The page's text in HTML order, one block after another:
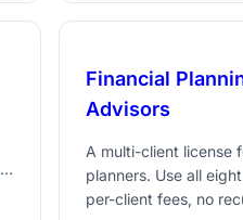
Financial
Advisors
A multi-client license
planners. Use all
per-client fees, no